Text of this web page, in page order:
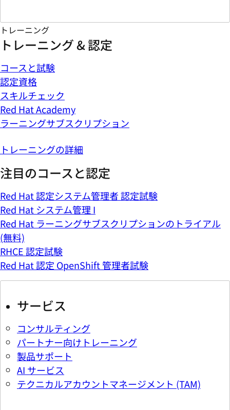
トレーニング
トレーニング & 認定
コースと試験
認定資格
スキルチェック
Red Hat Academy
ラーニングサブスクリプション
トレーニングの詳細
注目のコースと認定
Red Hat 認定システム管理者 認定試験
Red Hat システム管理 I
Red Hat ラーニングサブスクリプションのトライアル
(無料)
RHCE 認定試験
Red Hat 認定 OpenShift 管理者試験
サービス
コンサルティング
パートナー向けトレーニング
製品サポート
AI サービス
テクニカルアカウントマネージメント (TAM)